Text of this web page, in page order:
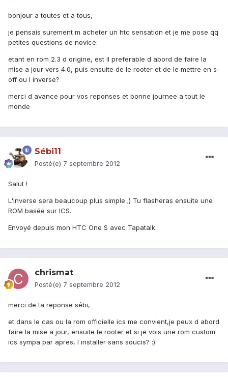
bonjour a toutes et a tous,
je pensais surement m acheter un htc sensation et je me pose qq
petites questions de novice:
etant en rom 2.3 d origine, est il preferable d abord de faire la
mise a jour vers 4.0, puis ensuite de le rooter et de le mettre en s-
off ou l inverse?
merci d avance pour vos reponses et bonne journee a tout le
monde
Sébi11
Posté(e) 7 septembre 2012
Salut !
L'inverse sera beaucoup plus simple ;) Tu flasheras ensuite une
ROM basée sur ICS.
Envoyé depuis mon HTC One S avec Tapatalk
chrismat
Posté(e) 7 septembre 2012
merci de ta reponse sébi,
et dans le cas ou la rom officielle ics me convient,je peux d abord
faire la mise a jour, ensuite le rooter et si je vois une rom custom
ics sympa par apres, l installer sans soucis? :)